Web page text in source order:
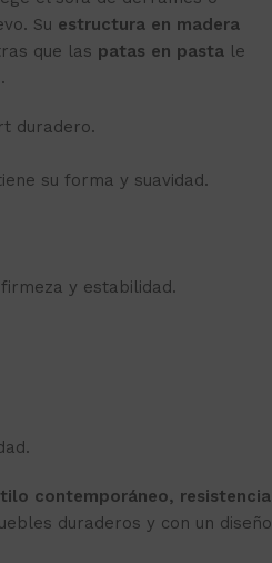
Su estructura en madera
que las patas en pasta le
duradero.
su forma y suavidad.
y estabilidad.
contemporáneo, resistencia
duraderos y con un diseño